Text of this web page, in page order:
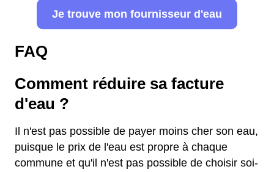
Je trouve mon fournisseur d'eau
FAQ
Comment réduire sa facture
d'eau ?
Il n'est pas possible de payer moins cher son eau,
puisque le prix de l'eau est propre à chaque
commune et qu'il n'est pas possible de choisir soi-